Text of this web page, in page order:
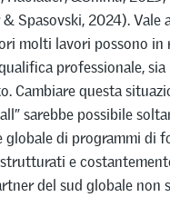
Spasovski, 2024). Vale
molti lavori possono in
professionale, sia
Cambiare questa
sarebbe possibile
globale di programmi di
e
del sud globale non